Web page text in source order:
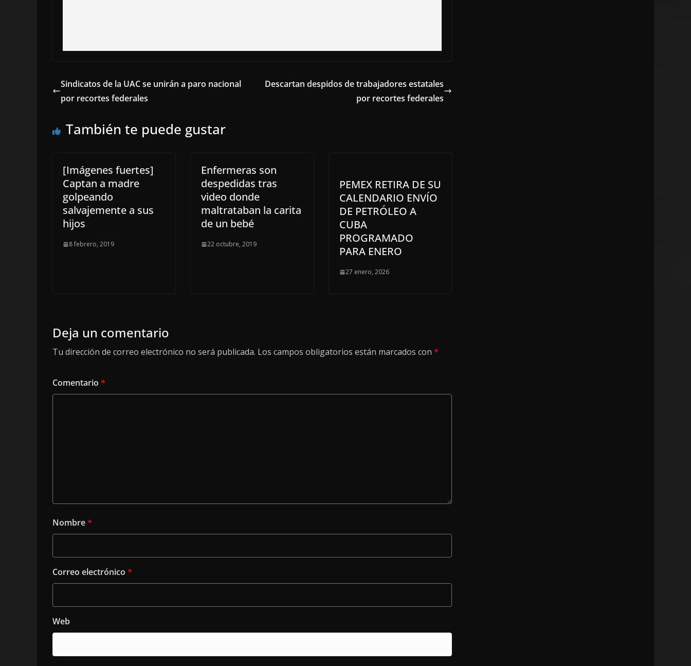
Sindicatos de la UAC se unirán a paro nacional
por recortes federales
Descartan despidos de trabajadores estatales
por recortes federales
También te puede gustar
[Imágenes fuertes]
Captan a madre
golpeando
salvajemente a sus
hijos
8 febrero, 2019
Enfermeras son
despedidas tras
video donde
maltrataban la carita
de un bebé
22 octubre, 2019
PEMEX RETIRA DE SU
CALENDARIO ENVÍO
DE PETRÓLEO A
CUBA
PROGRAMADO
PARA ENERO
27 enero, 2026
Deja un comentario
Tu dirección de correo electrónico no será publicada. Los campos obligatorios están marcados con *
Comentario *
Nombre*
Correo electrónico *
Web